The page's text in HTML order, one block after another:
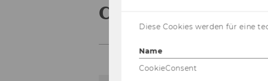
Contact
Diese Cookies werden für eine
Name
CookieConsent